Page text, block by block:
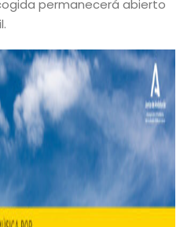
permanecerá abierto